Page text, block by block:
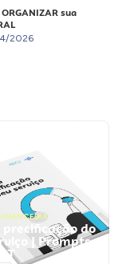
sua
2026
precificação do
| Prompts